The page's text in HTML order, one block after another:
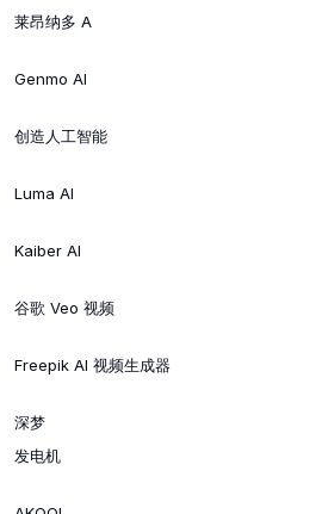
莱昂纳多 A
Genmo AI
创造人工智能
Luma AI
Kaiber AI
谷歌 Veo 视频
Freepik AI 视频生成器
深梦
发电机